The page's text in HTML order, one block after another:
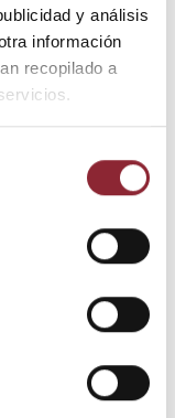
y análisis
información
recopilado a
FÍSICA